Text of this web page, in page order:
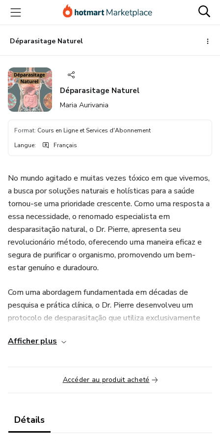
vers
contenu
principal
vers
bas
de
Déparasitage Naturel
Déparasitage Naturel
Maria Aurivania
Format: Cours en Ligne et Services d'Abonnement
Langue: Français
No mundo agitado e muitas vezes tóxico em que vivemos,
a busca por soluções naturais e holísticas para a saúde
tornou-se uma prioridade crescente. Como uma resposta a
essa necessidade, o renomado especialista em
desparasitação natural, o Dr. Pierre, apresenta seu
revolucionário método, oferecendo uma maneira eficaz e
segura de purificar o organismo, promovendo um bem-
estar genuíno e duradouro.
Com uma abordagem fundamentada em décadas de
pesquisa e prática clínica, o Dr. Pierre desenvolveu um
protocolo de desparasitação que utiliza exclusivamente
suas propriedades desintoxicantes e restauradoras. Cada
eliminar suavemente as toxinas e parasitas indesejados do
corpo, enquanto nutre e fortalece os sistemas internos.
profunda da interconexão entre a saúde intestinal e o bem-
estar geral. Ao abordar as causas subjacentes das doenças,
Afficher plus
Accéder au produit acheté
Détails